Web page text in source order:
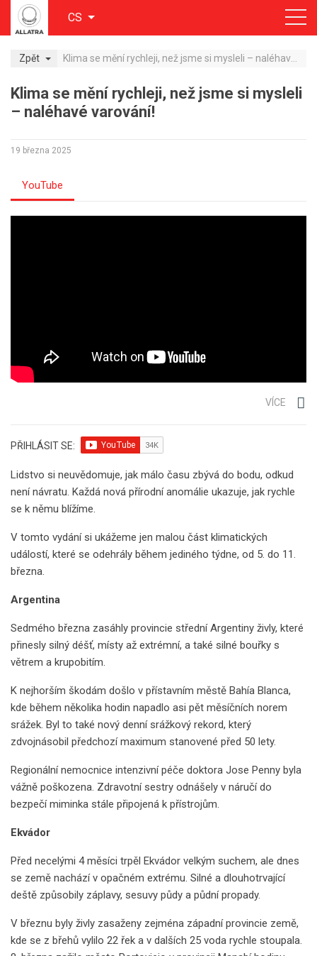
CS
Zpět Klima se mění rychleji, než jsme si mysleli – naléhavé varování!
Klima se mění rychleji, než jsme si mysleli
– naléhavé varování!
19 března 2025
YouTube
VÍCE
PŘIHLÁSIT SE:
Lidstvo si neuvědomuje, jak málo času zbývá do bodu, odkud
není návratu. Každá nová přírodní anomálie ukazuje, jak rychle
se k němu blížíme.
V tomto vydání si ukážeme jen malou část klimatických
událostí, které se odehrály během jediného týdne, od 5. do 11.
března.
Argentina
Sedmého března zasáhly provincie střední Argentiny živly, které
přinesly silný déšť, místy až extrémní, a také silné bouřky s
větrem a krupobitím.
K nejhorším škodám došlo v přístavním městě Bahía Blanca,
kde během několika hodin napadlo asi pět měsíčních norem
srážek. Byl to také nový denní srážkový rekord, který
zdvojnásobil předchozí maximum stanovené před 50 lety.
Regionální nemocnice intenzivní péče doktora Jose Penny byla
vážně poškozena. Zdravotní sestry odnášely v náručí do
bezpečí miminka stále připojená k přístrojům.
Ekvádor
Před necelými 4 měsíci trpěl Ekvádor velkým suchem, ale dnes
se země nachází v opačném extrému. Silné a dlouhotrvající
deště způsobily záplavy, sesuvy půdy a půdní propady.
V březnu byly živly zasaženy zejména západní provincie země,
kde se z břehů vylilo 22 řek a v dalších 25 voda rychle stoupala.